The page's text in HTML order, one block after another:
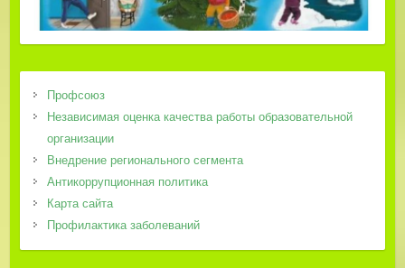
Профсоюз
Независимая оценка качества работы образовательной
организации
Внедрение регионального сегмента
Антикоррупционная политика
Карта сайта
Профилактика заболеваний